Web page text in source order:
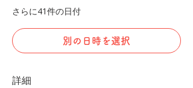
さらに41件の日付
別の日時を選択
詳細